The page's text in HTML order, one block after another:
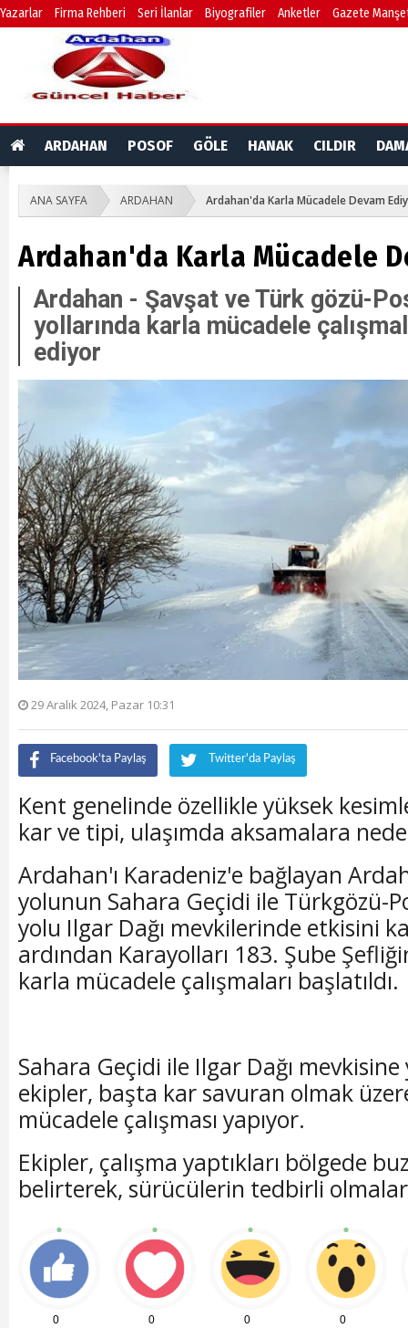
Yazarlar Firma Rehberi Seri İlanlar Biyografiler Anketler Gazete
ARDAHAN POSOF GÖLE HANAK CILDIR
ANA SAYFA ARDAHAN Ardahan'da Karla Mücadele Devam
Ardahan'da Karla Mücadele
Ardahan - Şavşat ve Türk gözü-
yollarında karla mücadele
ediyor
29 Aralık 2024, Pazar 10:31
Facebook'ta Paylaş Twitter'da Paylaş
Kent genelinde özellikle yüksek
kar ve tipi, ulaşımda aksamalara
Ardahan'ı Karadeniz'e bağlayan
yolunun Sahara Geçidi ile Türkgözü-
yolu Ilgar Dağı mevkilerinde etkisini
ardından Karayolları 183. Şube
karla mücadele çalışmaları başlatıldı.
Sahara Geçidi ile Ilgar Dağı
ekipler, başta kar savuran olmak
mücadele çalışması yapıyor.
Ekipler, çalışma yaptıkları bölgede
belirterek, sürücülerin tedbirli
0 0 0 0